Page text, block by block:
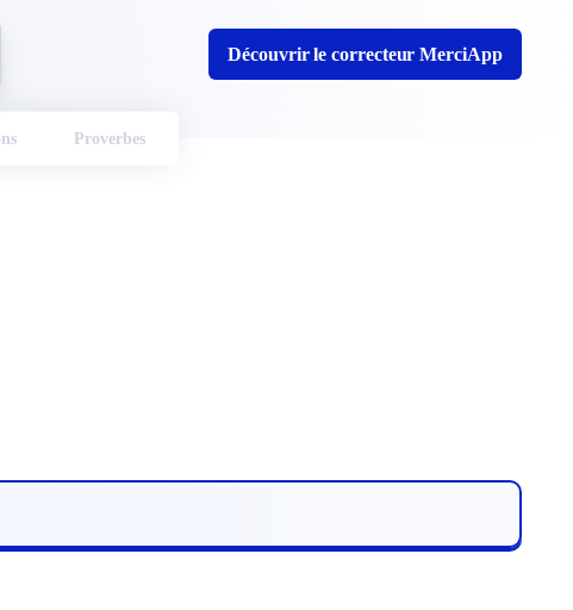
Découvrir le correcteur MerciApp
Proverbes